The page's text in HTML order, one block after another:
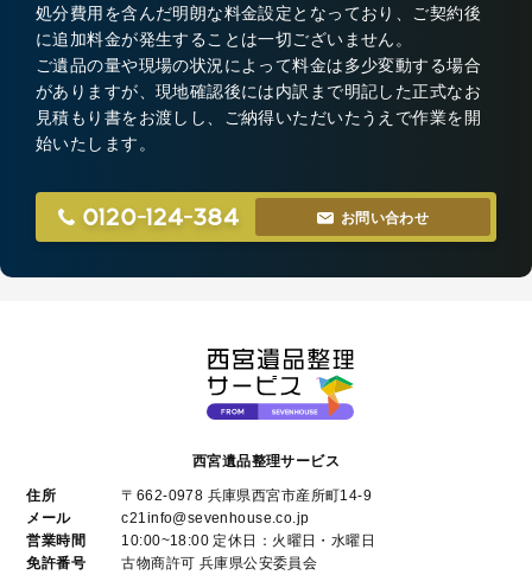
処分費用を含んだ明朗な料金設定となっており、ご契約後
に追加料金が発生することは一切ございません。
ご遺品の量や現場の状況によって料金は多少変動する場合
がありますが、現地確認後には内訳まで明記した正式なお
見積もり書をお渡しし、ご納得いただいたうえで作業を開
始いたします。
0120-124-384 お問い合わせ
西宮遺品整理サービス
住所
〒662-0978 兵庫県西宮市産所町14-9
メール
c21info@sevenhouse.co.jp
営業時間
10:00~18:00 定休日：火曜日・水曜日
免許番号
古物商許可 兵庫県公安委員会